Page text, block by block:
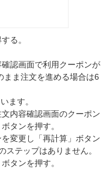
る。
認画面で利用クーポンが
まま注文を進める場合は6
ます。
内容確認画面のクーポン
タンを押す。
変更し「再計算」ボタン
テップはありません。
タンを押す。